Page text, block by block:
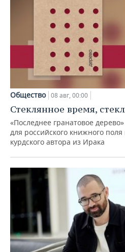
Общество 08 авг, 00:00
Стеклянное время,
«Последнее гранатовое
для российского книжного
курдского автора из Ирака